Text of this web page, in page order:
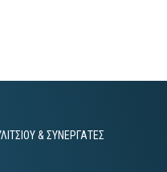
& ΣΥΝΕΡΓΑΤΕΣ